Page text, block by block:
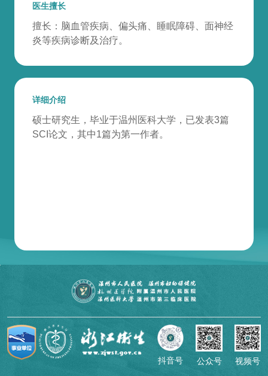
医生擅长
擅长：脑血管疾病、偏头痛、睡眠障碍、面神经
炎等疾病诊断及治疗。
详细介绍
硕士研究生，毕业于温州医科大学，已发表3篇
SCI论文，其中1篇为第一作者。
抖音号 公众号 视频号